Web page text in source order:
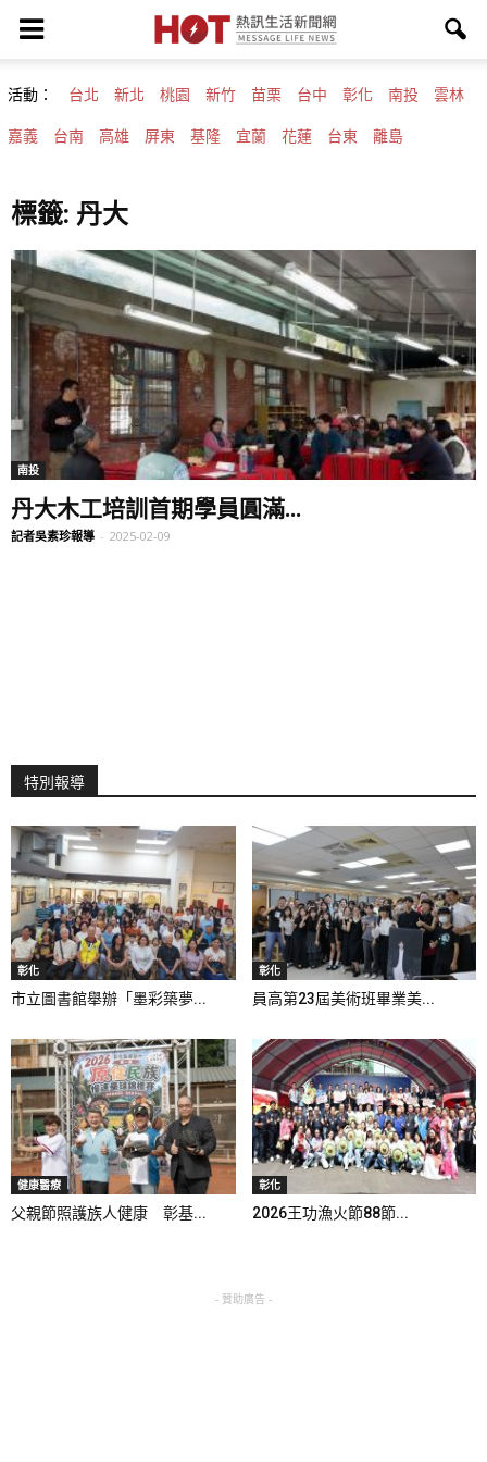
活動： 台北 新北 桃園 新竹 苗栗 台中 彰化 南投 雲林
嘉義 台南 高雄 屏東 基隆 宜蘭 花蓮 台東 離島
標籤: 丹大
南投
丹大木工培訓首期學員圓滿...
記者吳素珍報導 - 2025-02-09
特別報導
彰化
市立圖書館舉辦「墨彩築夢...
彰化
員高第23屆美術班畢業美...
健康醫療
父親節照護族人健康 彰基...
彰化
2026王功漁火節88節...
- 贊助廣告 -